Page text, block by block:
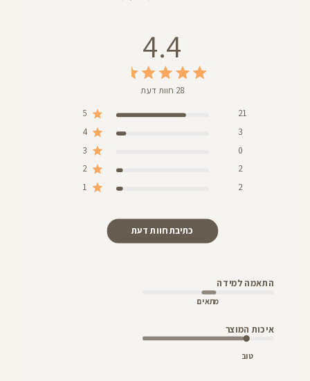
4.4
28 חוות דעת
5
21
4
3
3
0
2 2
1 2
כתיבת חוות דעת
התאמה למידה
מתאים
איכות המוצר
טוב